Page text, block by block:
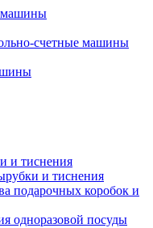
машины
счетные машины
и тиснения
и тиснения
подарочных коробок и
одноразовой посуды